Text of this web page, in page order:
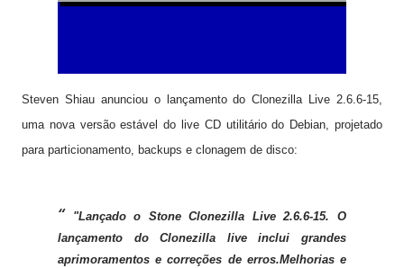
Steven Shiau anunciou o lançamento do Clonezilla Live 2.6.6-15,
uma nova versão estável do live CD utilitário do Debian, projetado
para particionamento, backups e clonagem de disco:
"Lançado o Stone Clonezilla Live 2.6.6-15. O
lançamento do Clonezilla live inclui grandes
aprimoramentos e correções de erros.Melhorias e